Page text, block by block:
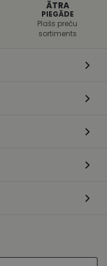
ĀTRA
PIEGĀDE
Plašs preču
sortiments
tīmekļa
veidlapām.
Script.com
serviss, lai
sīkfailu
piekrišanas
lai Cookie-
Script.com
darbotos
pareizi.